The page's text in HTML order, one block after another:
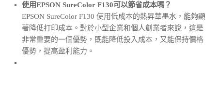
使用EPSON SureColor F130可以節省成本嗎？
EPSON SureColor F130 使用低成本的熱昇華墨水，能夠顯
著降低打印成本。對於小型企業和個人創業者來說，這是
非常重要的一個優勢，既能降低投入成本，又能保持價格
優勢，提高盈利能力。